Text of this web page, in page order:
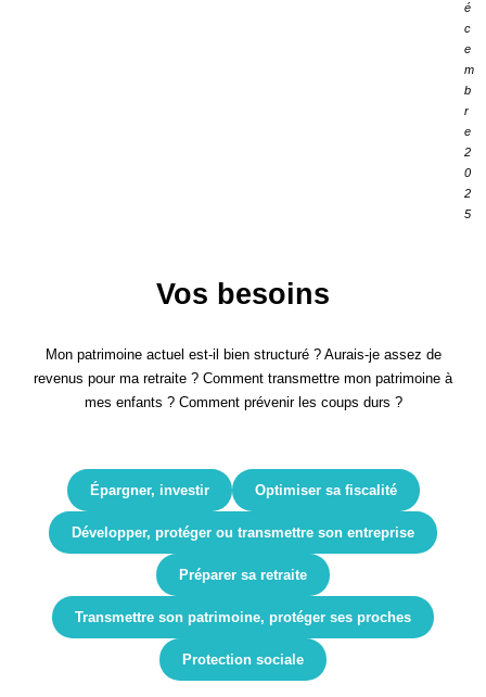
é
c
e
m
b
r
e
2
0
2
5
Vos besoins
Mon patrimoine actuel est-il bien structuré ? Aurais-je assez de
revenus pour ma retraite ? Comment transmettre mon patrimoine à
mes enfants ? Comment prévenir les coups durs ?
Épargner, investir Optimiser sa fiscalité
Développer, protéger ou transmettre son entreprise
Préparer sa retraite
Transmettre son patrimoine, protéger ses proches
Protection sociale